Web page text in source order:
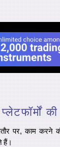
की
पर, काम करने
हैं।